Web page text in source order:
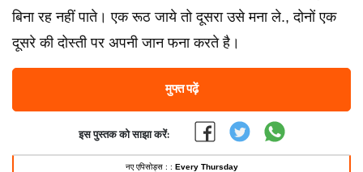
बिना रह नहीं पाते। एक रूठ जाये तो दूसरा उसे मना ले., दोनों एक
दूसरे की दोस्ती पर अपनी जान फना करते है।
मुफ्त पढ़ें
इस पुस्तक को साझा करें:
नए एपिसोड्स : : Every Thursday